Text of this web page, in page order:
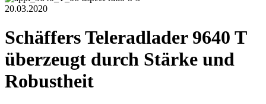
20.03.2020
Schäffers Teleradlader 9640 T
überzeugt durch Stärke und
Robustheit